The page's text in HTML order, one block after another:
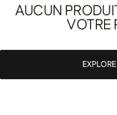
AUCUN
VOTRE